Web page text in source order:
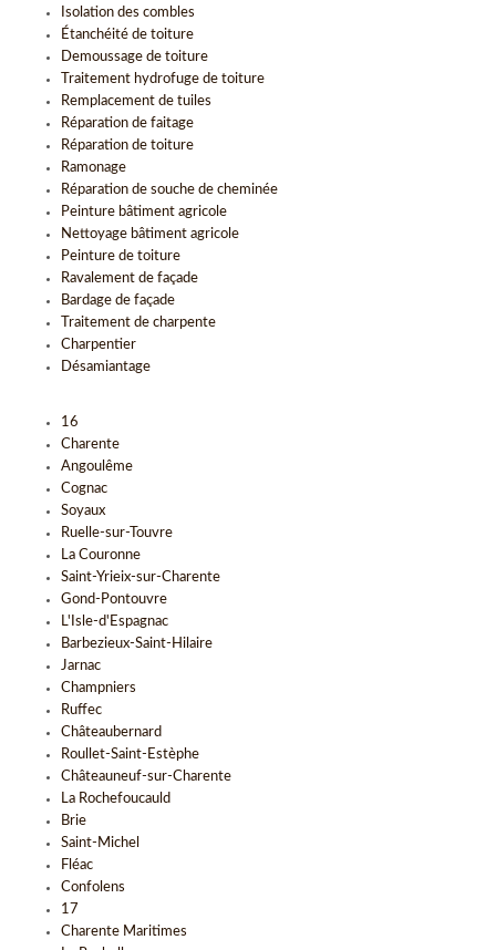
Isolation des combles
Étanchéité de toiture
Demoussage de toiture
Traitement hydrofuge de toiture
Remplacement de tuiles
Réparation de faitage
Réparation de toiture
Ramonage
Réparation de souche de cheminée
Peinture bâtiment agricole
Nettoyage bâtiment agricole
Peinture de toiture
Ravalement de façade
Bardage de façade
Traitement de charpente
Charpentier
Désamiantage
16
Charente
Angoulême
Cognac
Soyaux
Ruelle-sur-Touvre
La Couronne
Saint-Yrieix-sur-Charente
Gond-Pontouvre
L'Isle-d'Espagnac
Barbezieux-Saint-Hilaire
Jarnac
Champniers
Ruffec
Châteaubernard
Roullet-Saint-Estèphe
Châteauneuf-sur-Charente
La Rochefoucauld
Brie
Saint-Michel
Fléac
Confolens
17
Charente Maritimes